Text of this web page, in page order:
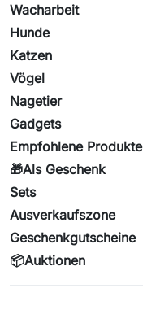
Wacharbeit
Hunde
Katzen
Vögel
Nagetier
Gadgets
Empfohlene Produkte
🎁Als Geschenk
Sets
Ausverkaufszone
Geschenkgutscheine
📦Auktionen